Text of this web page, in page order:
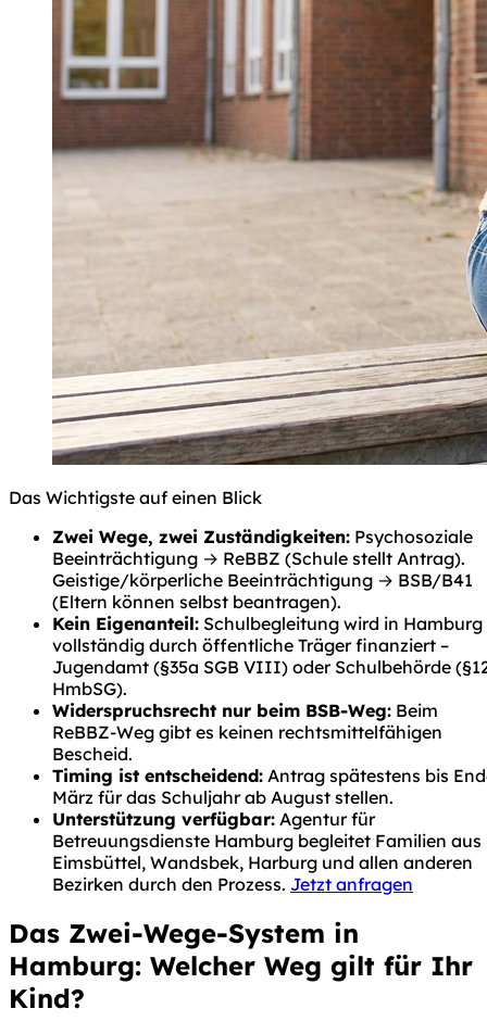
Das Wichtigste auf einen Blick
Zwei Wege, zwei Zuständigkeiten: Psychosoziale
Beeinträchtigung → ReBBZ (Schule stellt Antrag).
Geistige/körperliche Beeinträchtigung → BSB/B41
(Eltern können selbst beantragen).
Kein Eigenanteil: Schulbegleitung wird in Hamburg
vollständig durch öffentliche Träger finanziert –
Jugendamt (§35a SGB VIII) oder Schulbehörde
HmbSG).
Widerspruchsrecht nur beim BSB-Weg: Beim
ReBBZ-Weg gibt es keinen rechtsmittelfähigen
Bescheid.
Timing ist entscheidend: Antrag spätestens bis
März für das Schuljahr ab August stellen.
Unterstützung verfügbar: Agentur für
Betreuungsdienste Hamburg begleitet Familien aus
Eimsbüttel, Wandsbek, Harburg und allen anderen
Bezirken durch den Prozess. Jetzt anfragen
Das Zwei-Wege-System in
Hamburg: Welcher Weg gilt für Ihr
Kind?